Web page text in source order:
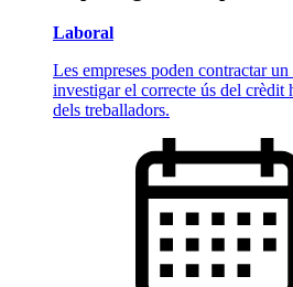
Laboral
Les empreses poden contractar
investigar el correcte ús del crèdit
dels treballadors.